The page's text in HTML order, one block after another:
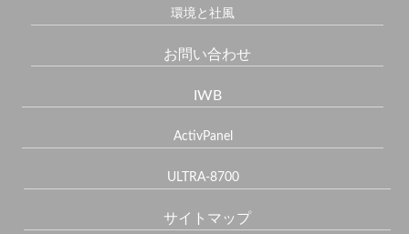
環境と社風
お問い合わせ
IWB
ActivPanel
ULTRA-8700
サイトマップ